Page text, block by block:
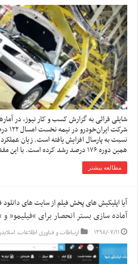
شایلی قرائی به گزارش کسب و کار نیوز، در
نسبت به پارسال افزایش یافته است. زیان
همین دوره ۱۷۶ درصد رشد کرده است. با این مقدار زیان، …
مطالعه بیشتر
آیا اپلیکیش های پخش فیلم از سایت های دانلود
آماده سازی بستر انحصار برای “فیلیمو” و
۱۳۹۸/۰۷/۱۱ ارتباطات و فناوری اطلاعات,